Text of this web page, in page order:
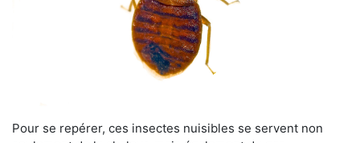
Pour se repérer, ces insectes nuisibles se servent non